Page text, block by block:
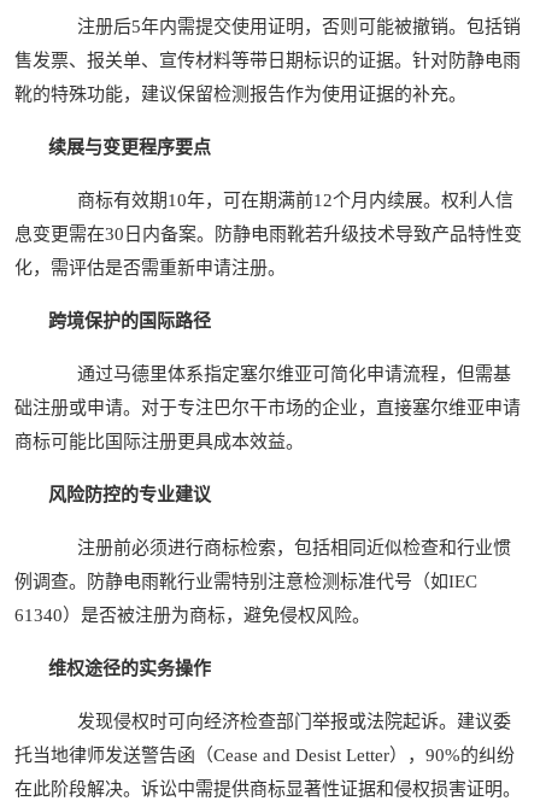
注册后5年内需提交使用证明，否则可能被撤销。包括销
售发票、报关单、宣传材料等带日期标识的证据。针对防静电雨
靴的特殊功能，建议保留检测报告作为使用证据的补充。
续展与变更程序要点
商标有效期10年，可在期满前12个月内续展。权利人信
息变更需在30日内备案。防静电雨靴若升级技术导致产品特性变
化，需评估是否需重新申请注册。
跨境保护的国际路径
通过马德里体系指定塞尔维亚可简化申请流程，但需基
础注册或申请。对于专注巴尔干市场的企业，直接塞尔维亚申请
商标可能比国际注册更具成本效益。
风险防控的专业建议
注册前必须进行商标检索，包括相同近似检查和行业惯
例调查。防静电雨靴行业需特别注意检测标准代号（如IEC
61340）是否被注册为商标，避免侵权风险。
维权途径的实务操作
发现侵权时可向经济检查部门举报或法院起诉。建议委
托当地律师发送警告函（Cease and Desist Letter），90%的纠纷
在此阶段解决。诉讼中需提供商标显著性证据和侵权损害证明。